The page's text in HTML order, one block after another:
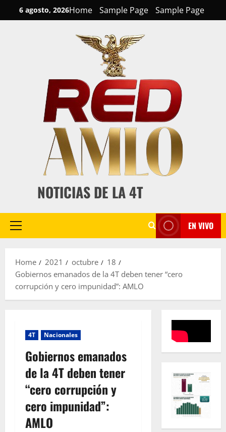
to
6 agosto, 2026Home Sample Page Sample Page
NOTICIAS DE LA 4T
Primary
EN VIVO
Home 2021 octubre
18
Gobiernos emanados de la 4T deben tener “cero
corrupción y cero impunidad”: AMLO
4T Nacionales
Gobiernos emanados
de la 4T deben tener
“cero corrupción y
cero impunidad”:
AMLO